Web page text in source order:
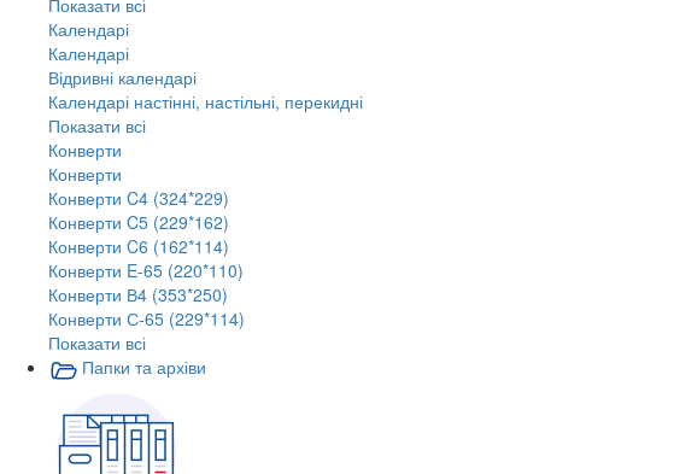
Показати всі
Календарі
Календарі
Відривні календарі
Календарі настінні, настільні, перекидні
Показати всі
Конверти
Конверти
Конверти C4 (324*229)
Конверти C5 (229*162)
Конверти C6 (162*114)
Конверти E-65 (220*110)
Конверти В4 (353*250)
Конверти С-65 (229*114)
Показати всі
Папки та архіви